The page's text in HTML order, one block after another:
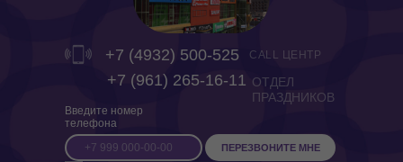
Введите номер
телефона
ПЕРЕЗВОНИТЕ МНЕ
+7 (4932) 500-525
‎+7 (961) 265-16-11 ОТДЕЛ
ПРАЗДНИКОВ
CALL ЦЕНТР